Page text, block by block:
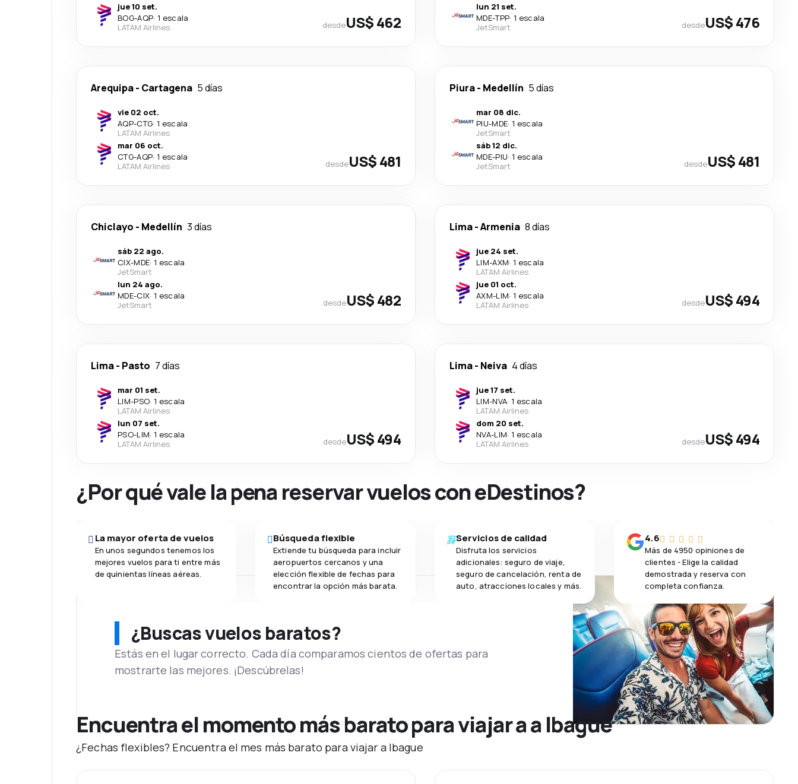
jue 10 set.
BOG-AQP· 1 escala
LATAM Airlines
desdeUS$ 462
lun 21 set.
MDE-TPP· 1 escala
JetSmart
desdeUS$ 476
Arequipa- Cartagena 5 días
vie 02 oct.
AQP-CTG· 1 escala
LATAM Airlines
mar 06 oct.
CTG-AQP· 1 escala
LATAM Airlines
desdeUS$ 481
Piura- Medellín 5 días
mar 08 dic.
PIU-MDE· 1 escala
JetSmart
sáb 12 dic.
MDE-PIU· 1 escala
JetSmart
desdeUS$ 481
Chiclayo - Medellín 3 días
sáb 22 ago.
CIX-MDE· 1 escala
JetSmart
lun 24 ago.
MDE-CIX· 1 escala
JetSmart
desdeUS$ 482
Lima-Armenia 8 días
jue 24 set.
LIM-AXM· 1 escala
LATAM Airlines
jue 01 oct.
AXM-LIM· 1 escala
LATAM Airlines
desdeUS$ 494
Lima- Pasto 7 días
mar 01 set.
LIM-PSO· 1 escala
LATAM Airlines
lun 07 set.
PSO-LIM· 1 escala
LATAM Airlines
desdeUS$ 494
Lima- Neiva 4 días
jue 17 set.
LIM-NVA· 1 escala
LATAM Airlines
dom 20 set.
NVA-LIM· 1 escala
LATAM Airlines
desdeUS$ 494
¿Por qué vale la pena reservar vuelos con eDestinos?
La mayor oferta de vuelos
En unos segundos tenemos los
mejores vuelos para ti entre más
de quinientas líneas aéreas.
Búsqueda flexible
Extiende tu búsqueda para incluir
aeropuertos cercanos y una
elección flexible de fechas para
encontrar la opción más barata.
Servicios de calidad
Disfruta los servicios
adicionales: seguro de viaje,
seguro de cancelación, renta de
auto, atracciones locales y más.
4.6
Más de 4950 opiniones de
clientes - Elige la calidad
demostrada y reserva con
completa confianza.
¿Buscas vuelos baratos?
Estás en el lugar correcto. Cada día comparamos cientos de ofertas para
mostrarte las mejores. ¡Descúbrelas!
Encuentra el momento más barato para viajar a a Ibague
¿Fechas flexibles? Encuentra el mes más barato para viajar a Ibague